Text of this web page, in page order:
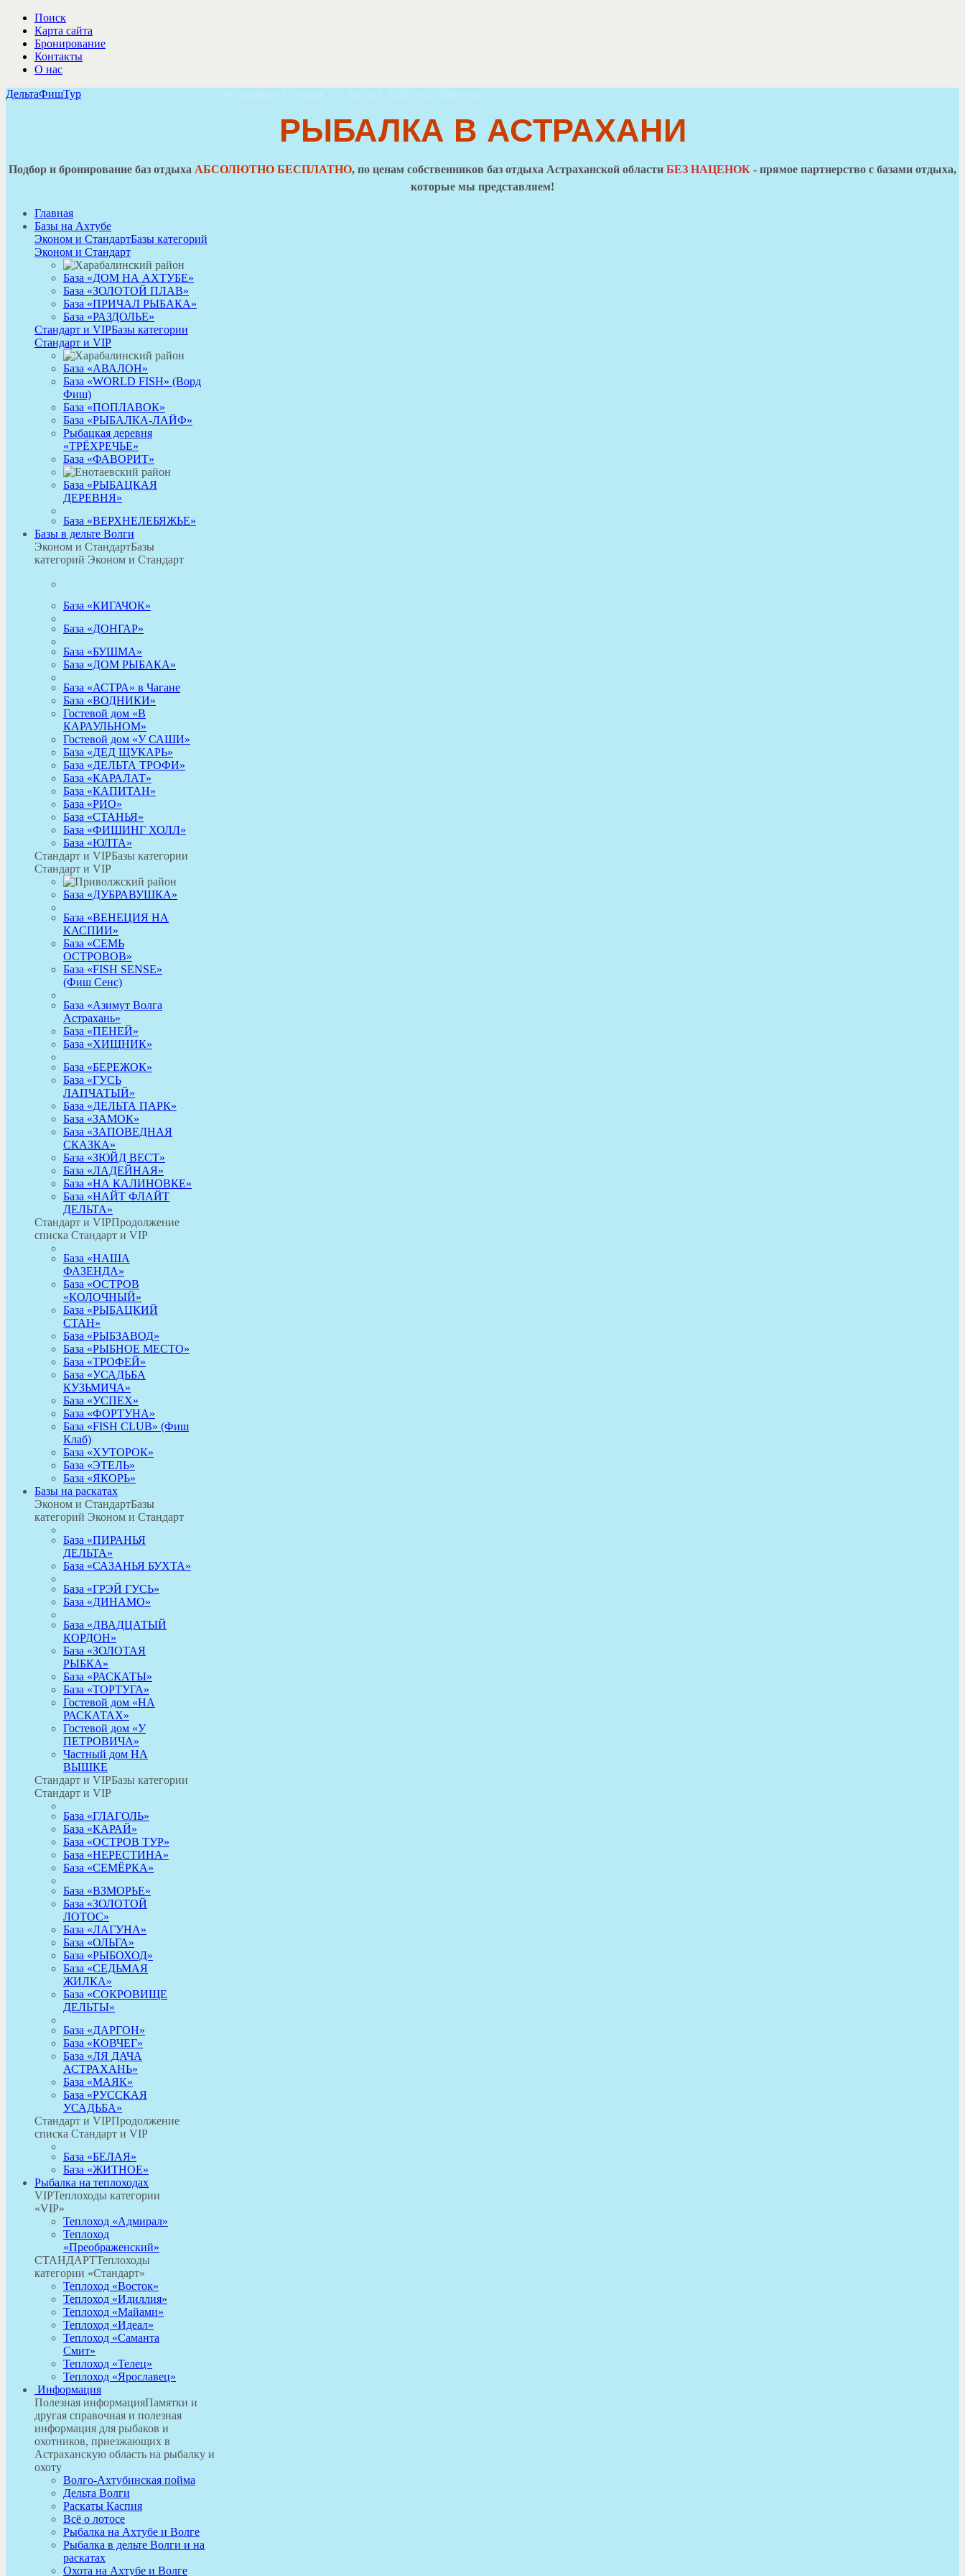
Поиск
Карта сайта
Бронирование
Контакты
О нас
ДельтаФишТур
РЫБАЛКА В АСТРАХАНИ
Подбор и бронирование баз отдыха АБСОЛЮТНО БЕСПЛАТНО, по ценам собственников баз отдыха Астраханской области БЕЗ НАЦЕНОК - прямое партнерство с базами отдыха,
которые мы представляем!
Главная
Базы на Ахтубе
Эконом и СтандартБазы категорий
Эконом и Стандарт
База «ДОМ НА АХТУБЕ»
База «ЗОЛОТОЙ ПЛАВ»
База «ПРИЧАЛ РЫБАКА»
База «РАЗДОЛЬЕ»
Стандарт и VIPБазы категории
Стандарт и VIP
База «АВАЛОН»
База «WORLD FISH» (Ворд
Фиш)
База «ПОПЛАВОК»
База «РЫБАЛКА-ЛАЙФ»
Рыбацкая деревня
«ТРЁХРЕЧЬЕ»
База «ФАВОРИТ»
База «РЫБАЦКАЯ
ДЕРЕВНЯ»
База «ВЕРХНЕЛЕБЯЖЬЕ»
Базы в дельте Волги
Эконом и СтандартБазы
категорий Эконом и Стандарт
База «КИГАЧОК»
База «ДОНГАР»
База «БУШМА»
База «ДОМ РЫБАКА»
База «АСТРА» в Чагане
База «ВОДНИКИ»
Гостевой дом «В
КАРАУЛЬНОМ»
Гостевой дом «У САШИ»
База «ДЕД ЩУКАРЬ»
База «ДЕЛЬТА ТРОФИ»
База «КАРАЛАТ»
База «КАПИТАН»
База «РИО»
База «СТАНЬЯ»
База «ФИШИНГ ХОЛЛ»
База «ЮЛТА»
Стандарт и VIPБазы категории
Стандарт и VIP
База «ДУБРАВУШКА»
База «ВЕНЕЦИЯ НА
КАСПИИ»
База «СЕМЬ
ОСТРОВОВ»
База «FISH SENSE»
(Фиш Сенс)
База «Азимут Волга
Астрахань»
База «ПЕНЕЙ»
База «ХИЩНИК»
База «БЕРЕЖОК»
База «ГУСЬ
ЛАПЧАТЫЙ»
База «ДЕЛЬТА ПАРК»
База «ЗАМОК»
База «ЗАПОВЕДНАЯ
СКАЗКА»
База «ЗЮЙД ВЕСТ»
База «ЛАДЕЙНАЯ»
База «НА КАЛИНОВКЕ»
База «НАЙТ ФЛАЙТ
ДЕЛЬТА»
Стандарт и VIPПродолжение
списка Стандарт и VIP
База «НАША
ФАЗЕНДА»
База «ОСТРОВ
«КОЛОЧНЫЙ»
База «РЫБАЦКИЙ
СТАН»
База «РЫБЗАВОД»
База «РЫБНОЕ МЕСТО»
База «ТРОФЕЙ»
База «УСАДЬБА
КУЗЬМИЧА»
База «УСПЕХ»
База «ФОРТУНА»
База «FISH CLUB» (Фиш
Клаб)
База «ХУТОРОК»
База «ЭТЕЛЬ»
База «ЯКОРЬ»
Базы на раскатах
Эконом и СтандартБазы
категорий Эконом и Стандарт
База «ПИРАНЬЯ
ДЕЛЬТА»
База «САЗАНЬЯ БУХТА»
База «ГРЭЙ ГУСЬ»
База «ДИНАМО»
База «ДВАДЦАТЫЙ
КОРДОН»
База «ЗОЛОТАЯ
РЫБКА»
База «РАСКАТЫ»
База «ТОРТУГА»
Гостевой дом «НА
РАСКАТАХ»
Гостевой дом «У
ПЕТРОВИЧА»
Частный дом НА
ВЫШКЕ
Стандарт и VIPБазы категории
Стандарт и VIP
База «ГЛАГОЛЬ»
База «КАРАЙ»
База «ОСТРОВ ТУР»
База «НЕРЕСТИНА»
База «СЕМЁРКА»
База «ВЗМОРЬЕ»
База «ЗОЛОТОЙ
ЛОТОС»
База «ЛАГУНА»
База «ОЛЬГА»
База «РЫБОХОД»
База «СЕДЬМАЯ
ЖИЛКА»
База «СОКРОВИЩЕ
ДЕЛЬТЫ»
База «ДАРГОН»
База «КОВЧЕГ»
База «ЛЯ ДАЧА
АСТРАХАНЬ»
База «МАЯК»
База «РУССКАЯ
УСАДЬБА»
Стандарт и VIPПродолжение
списка Стандарт и VIP
База «БЕЛАЯ»
База «ЖИТНОЕ»
Рыбалка на теплоходах
VIPТеплоходы категории
«VIP»
Теплоход «Адмирал»
Теплоход
«Преображенский»
СТАНДАРТТеплоходы
категории «Стандарт»
Теплоход «Восток»
Теплоход «Идиллия»
Теплоход «Майами»
Теплоход «Идеал»
Теплоход «Саманта
Смит»
Теплоход «Телец»
Теплоход «Ярославец»
Информация
Полезная информацияПамятки и
другая справочная и полезная
информация для рыбаков и
охотников, приезжающих в
Астраханскую область на рыбалку и
охоту
Волго-Ахтубинская пойма
Дельта Волги
Раскаты Каспия
Всё о лотосе
Рыбалка на Ахтубе и Волге
Рыбалка в дельте Волги и на
раскатах
Охота на Ахтубе и Волге